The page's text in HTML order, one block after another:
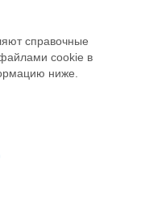
справочные
cookie в
ниже.